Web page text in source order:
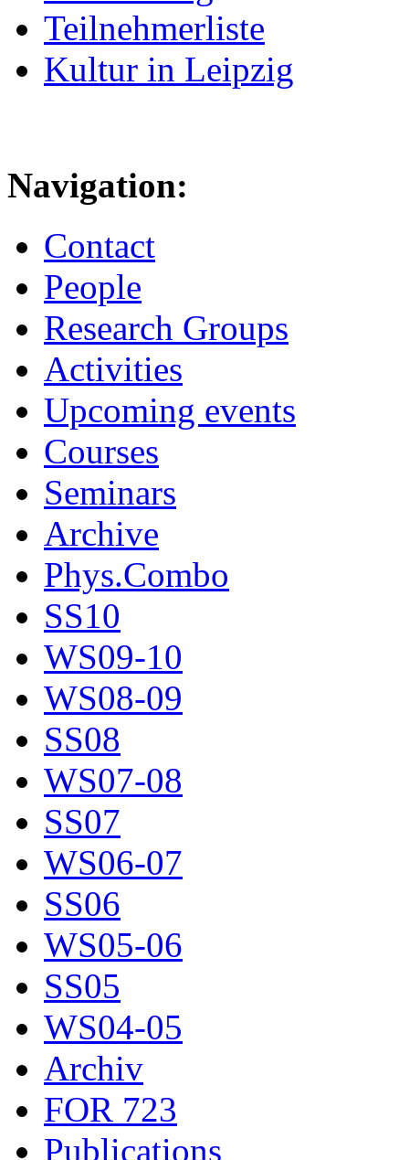
Teilnehmerliste
Kultur in Leipzig
Navigation:
Contact
People
Research Groups
Activities
Upcoming events
Courses
Seminars
Archive
Phys.Combo
SS10
WS09-10
WS08-09
SS08
WS07-08
SS07
WS06-07
SS06
WS05-06
SS05
WS04-05
Archiv
FOR 723
Publications